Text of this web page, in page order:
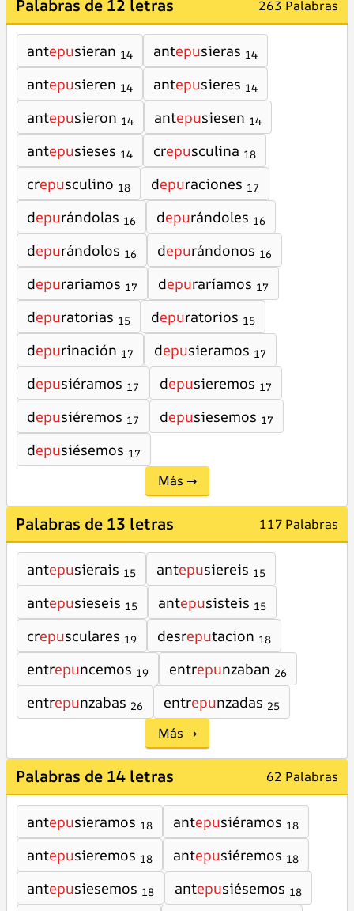
Palabras de 12 letras 263 Palabras
antepusieran 14 antepusieras 14
antepusieren 14 antepusieres 14
antepusieron 14 antepusiesen 14
antepusieses 14 crepusculina 18
crepusculino 18 depuraciones 17
depurándolas 16 depurándoles 16
depurándolos 16 depurándonos 16
depurariamos 17 depuraríamos 17
depuratorias 15 depuratorios 15
depurinación 17 depusieramos 17
depusiéramos 17 depusieremos 17
depusiéremos 17 depusiesemos 17
depusiésemos 17
Más →
Palabras de 13 letras 117 Palabras
antepusierais 15 antepusiereis 15
antepusieseis 15 antepusisteis 15
crepusculares 19 desreputacion 18
entrepuncemos 19 entrepunzaban 26
entrepunzabas 26 entrepunzadas 25
Más →
Palabras de 14 letras 62 Palabras
antepusieramos 18 antepusiéramos 18
antepusieremos 18 antepusiéremos 18
antepusiesemos 18 antepusiésemos 18